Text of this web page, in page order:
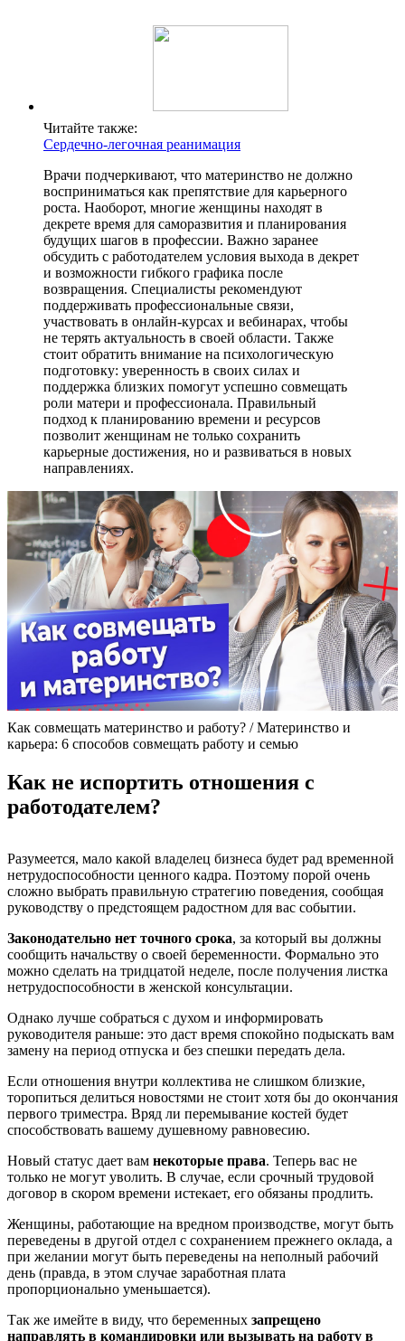
Читайте также:
Сердечно-легочная реанимация
Врачи подчеркивают, что материнство не должно
восприниматься как препятствие для карьерного
роста. Наоборот, многие женщины находят в
декрете время для саморазвития и планирования
будущих шагов в профессии. Важно заранее
обсудить с работодателем условия выхода в декрет
и возможности гибкого графика после
возвращения. Специалисты рекомендуют
поддерживать профессиональные связи,
участвовать в онлайн-курсах и вебинарах, чтобы
не терять актуальность в своей области. Также
стоит обратить внимание на психологическую
подготовку: уверенность в своих силах и
поддержка близких помогут успешно совмещать
роли матери и профессионала. Правильный
подход к планированию времени и ресурсов
позволит женщинам не только сохранить
карьерные достижения, но и развиваться в новых
направлениях.
Как совмещать материнство и работу? / Материнство и
карьера: 6 способов совмещать работу и семью
Как не испортить отношения с
работодателем?
Разумеется, мало какой владелец бизнеса будет рад временной
нетрудоспособности ценного кадра. Поэтому порой очень
сложно выбрать правильную стратегию поведения, сообщая
руководству о предстоящем радостном для вас событии.
Законодательно нет точного срока, за который вы должны
сообщить начальству о своей беременности. Формально это
можно сделать на тридцатой неделе, после получения листка
нетрудоспособности в женской консультации.
Однако лучше собраться с духом и информировать
руководителя раньше: это даст время спокойно подыскать вам
замену на период отпуска и без спешки передать дела.
Если отношения внутри коллектива не слишком близкие,
торопиться делиться новостями не стоит хотя бы до окончания
первого триместра. Вряд ли перемывание костей будет
способствовать вашему душевному равновесию.
Новый статус дает вам некоторые права. Теперь вас не
только не могут уволить. В случае, если срочный трудовой
договор в скором времени истекает, его обязаны продлить.
Женщины, работающие на вредном производстве, могут быть
переведены в другой отдел с сохранением прежнего оклада, а
при желании могут быть переведены на неполный рабочий
день (правда, в этом случае заработная плата
пропорционально уменьшается).
Так же имейте в виду, что беременных запрещено
направлять в командировки или вызывать на работу в